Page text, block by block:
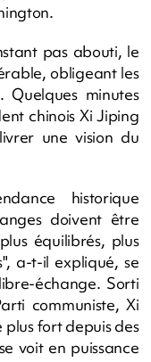
pas abouti, le
obligeant les
minutes
chinois Xi Jiping
une vision du
historique
doivent être
équilibrés, plus
a-t-il expliqué, se
échange. Sorti
communiste, Xi
fort depuis des
voit en puissance